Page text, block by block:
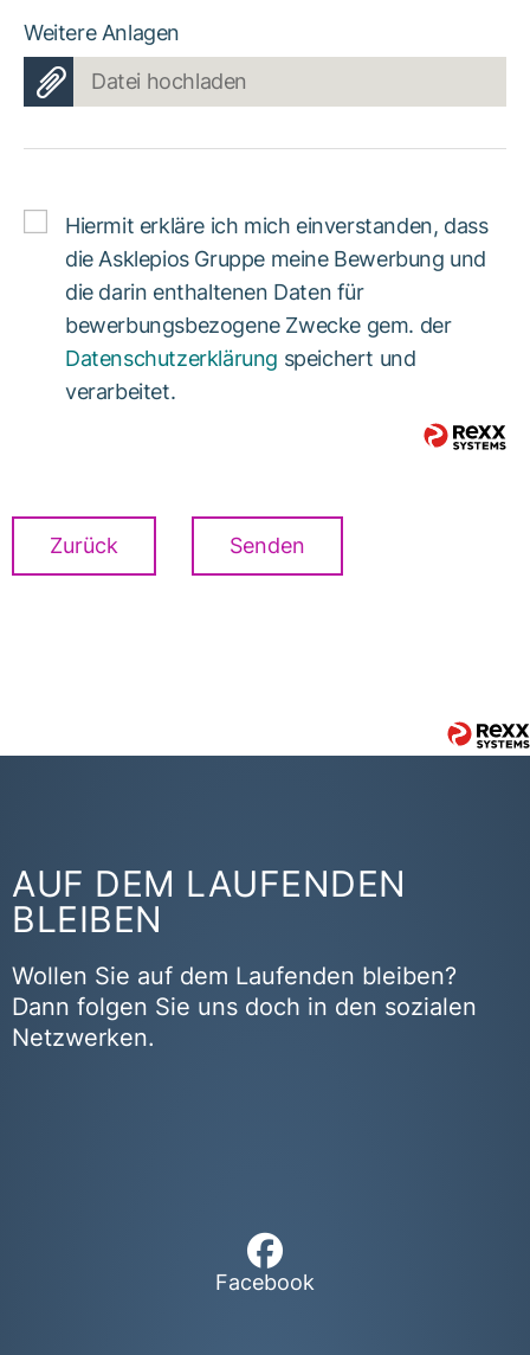
Weitere Anlagen
Datei hochladen
Hiermit erkläre ich mich einverstanden, dass
die Asklepios Gruppe meine Bewerbung und
die darin enthaltenen Daten für
bewerbungsbezogene Zwecke gem. der
Datenschutzerklärung speichert und
verarbeitet.
Zurück Senden
AUF DEM LAUFENDEN
BLEIBEN
Wollen Sie auf dem Laufenden bleiben?
Dann folgen Sie uns doch in den sozialen
Netzwerken.
Facebook